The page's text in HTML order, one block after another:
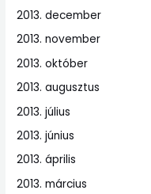
2013. december
2013. november
2013. október
2013. augusztus
2013. július
2013. június
2013. április
2013. március